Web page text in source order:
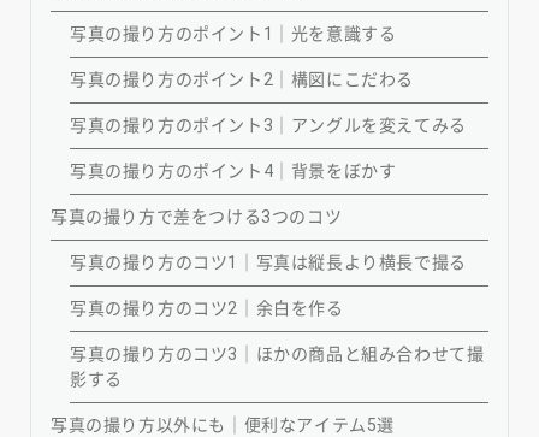
写真の撮り方のポイント1｜光を意識する
写真の撮り方のポイント2｜構図にこだわる
写真の撮り方のポイント3｜アングルを変えてみる
写真の撮り方のポイント4｜背景をぼかす
写真の撮り方で差をつける3つのコツ
写真の撮り方のコツ1｜写真は縦長より横長で撮る
写真の撮り方のコツ2｜余白を作る
写真の撮り方のコツ3｜ほかの商品と組み合わせて撮
影する
写真の撮り方以外にも｜便利なアイテム5選